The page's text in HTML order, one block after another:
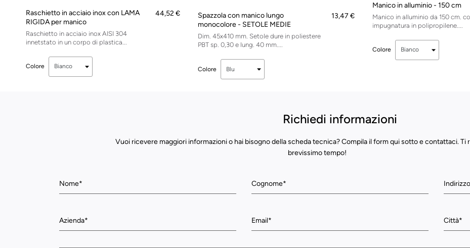
Raschietto in acciaio inox con LAMA
RIGIDA per manico
Raschietto in acciaio inox AISI 304
innetstato in un corpo di plastica...
44,52 €
Colore
Spazzola con manico lungo
monocolore - SETOLE MEDIE
Dim. 45x410 mm. Setole dure in poliestere
PBT sp. 0,30 e lung. 40 mm....
13,47 €
Colore
Manico in alluminio - 150 cm
Manico in alluminio da 150 cm.
impugnatura in polipropilene....
Colore
Richiedi informazioni
Vuoi ricevere maggiori informazioni o hai bisogno della scheda tecnica? Compila il form qui sotto e contattaci. Ti
brevissimo tempo!